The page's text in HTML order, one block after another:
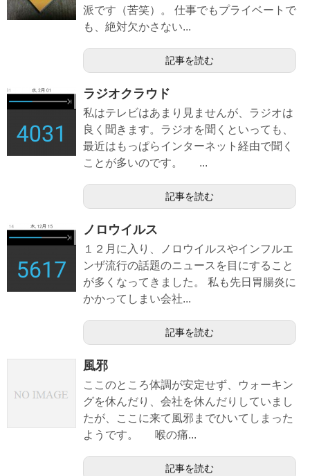
派です（苦笑）。 仕事でもプライベートで
も、絶対欠かさない...
記事を読む
ラジオクラウド
私はテレビはあまり見ませんが、ラジオは
良く聞きます。ラジオを聞くといっても、
最近はもっぱらインターネット経由で聞く
ことが多いのです。 ...
記事を読む
ノロウイルス
１２月に入り、ノロウイルスやインフルエ
ンザ流行の話題のニュースを目にすること
が多くなってきました。 私も先日胃腸炎に
かかってしまい会社...
記事を読む
風邪
ここのところ体調が安定せず、ウォーキン
グを休んだり、会社を休んだりしていまし
たが、ここに来て風邪までひいてしまった
ようです。 喉の痛...
記事を読む